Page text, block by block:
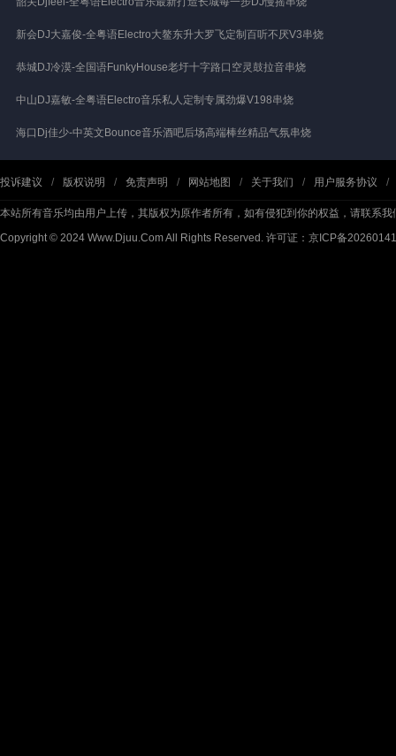
新会DJ大嘉俊-全粤语Electro大鳌东升大罗飞定制百听不厌V3串烧
恭城DJ冷漠-全国语FunkyHouse老圩十字路口空灵鼓拉音串烧
中山DJ嘉敏-全粤语Electro音乐私人定制专属劲爆V198串烧
海口Dj佳少-中英文Bounce音乐酒吧后场高端棒丝精品气氛串烧
投诉建议 / 版权说明 / 免责声明 / 网站地图 / 关于我们 / 用户服务协议 /
本站所有音乐均由用户上传，其版权为原作者所有，如有侵犯到你的权益，请联系我
Copyright © 2024 Www.Djuu.Com All Rights Reserved. 许可证：京ICP备